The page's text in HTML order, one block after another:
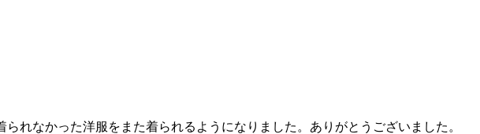
れなかった洋服をまた着られるようになりました。ありがとうございました。